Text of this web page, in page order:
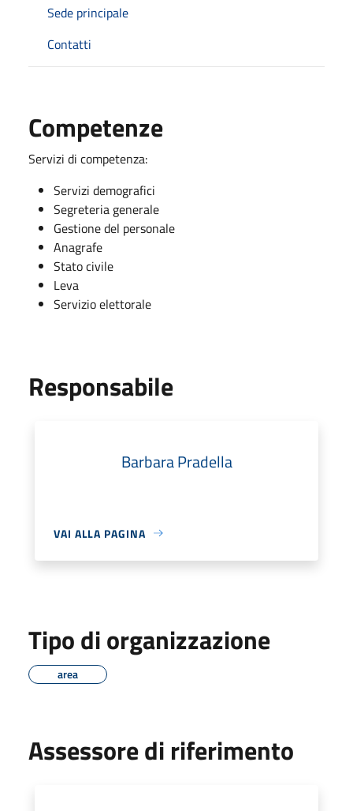
Sede principale
Contatti
Competenze
Servizi di competenza:
Servizi demografici
Segreteria generale
Gestione del personale
Anagrafe
Stato civile
Leva
Servizio elettorale
Responsabile
Barbara Pradella
VAI ALLA PAGINA
Tipo di organizzazione
area
Assessore di riferimento